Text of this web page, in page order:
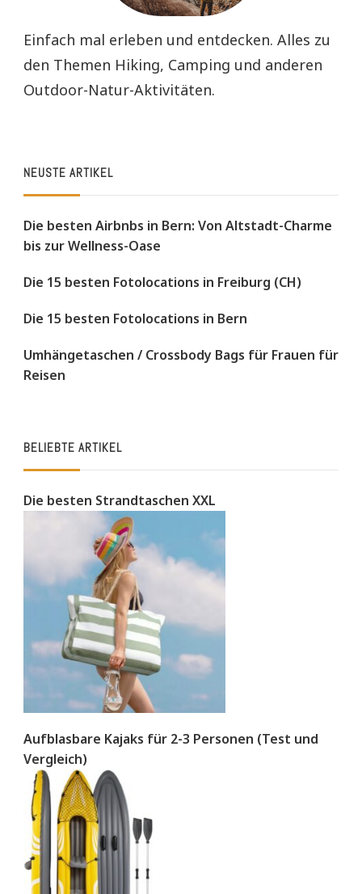
Einfach mal erleben und entdecken. Alles zu
den Themen Hiking, Camping und anderen
Outdoor-Natur-Aktivitäten.
NEUSTE ARTIKEL
Die besten Airbnbs in Bern: Von Altstadt-Charme
bis zur Wellness-Oase
Die 15 besten Fotolocations in Freiburg (CH)
Die 15 besten Fotolocations in Bern
Umhängetaschen / Crossbody Bags für Frauen für
Reisen
BELIEBTE ARTIKEL
Die besten Strandtaschen XXL
Aufblasbare Kajaks für 2-3 Personen (Test und
Vergleich)